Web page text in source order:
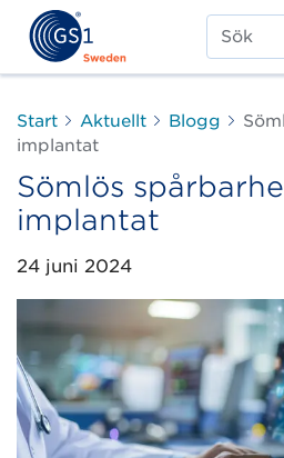
Start Aktuellt Blogg
implantat
Sömlös
implantat
24 juni 2024